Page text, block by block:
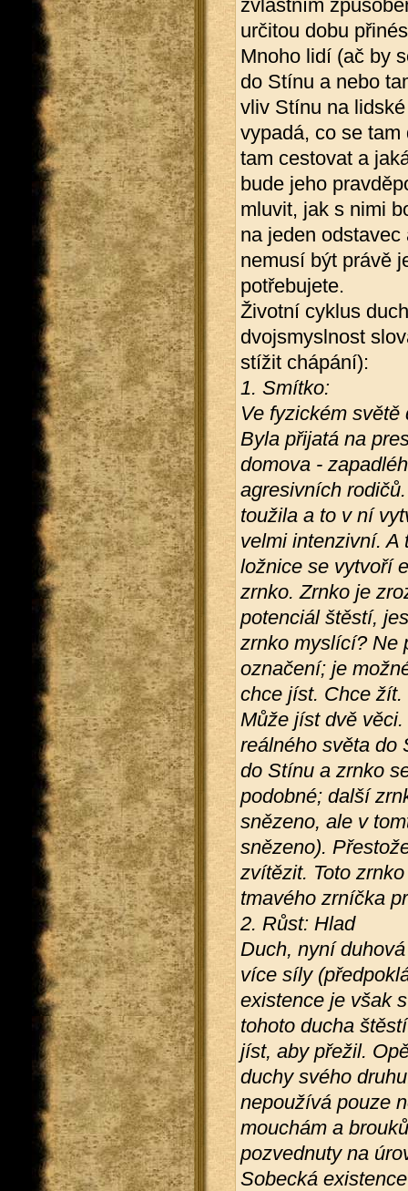
zvláštním
určitou dobu
Mnoho lidí (ač by
do Stínu a nebo
vliv Stínu na
vypadá, co se
tam cestovat a
bude jeho
mluvit, jak s nimi
na jeden
nemusí být právě
potřebujete.
Životní cyklus
dvojsmyslnost
stížit chápání):
1. Smítko:
Ve fyzickém
Byla přijatá na
domova -
agresivních
toužila a to v ní
velmi intenzivní. A
ložnice se vytvoří
zrnko. Zrnko je
potenciál štěstí,
zrnko myslící? Ne
označení; je
chce jíst. Chce žít.
Může jíst dvě
reálného světa do
do Stínu a zrnko
podobné; další
snězeno, ale v
snězeno).
zvítězit. Toto
tmavého zrníčka
2. Růst: Hlad
Duch, nyní
více síly
existence je však
tohoto ducha
jíst, aby přežil.
duchy svého
nepoužívá pouze
mouchám a
pozvednuty na
Sobecká